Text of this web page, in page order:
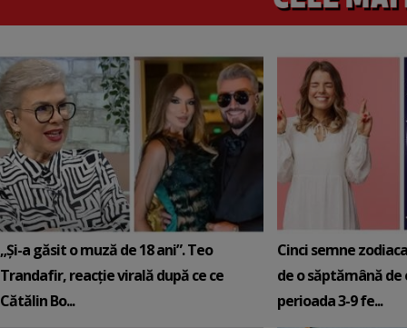
„Și-a găsit o muză de 18 ani”. Teo
Trandafir, reacție virală după ce ce
Cătălin Bo...
Cinci semne
de o săptămână de
perioada 3-9 fe...